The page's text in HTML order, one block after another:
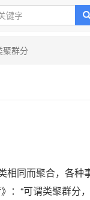
聚群分
相同而聚合，各种
：“可谓类聚群分